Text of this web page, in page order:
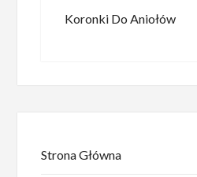
Koronki Do Aniołów
Strona Główna